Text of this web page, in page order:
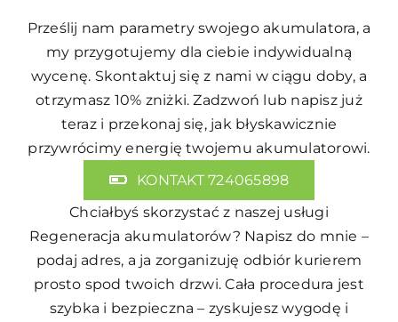
Prześlij nam parametry swojego akumulatora, a
my przygotujemy dla ciebie indywidualną
wycenę. Skontaktuj się z nami w ciągu doby, a
otrzymasz 10% zniżki. Zadzwoń lub napisz już
teraz i przekonaj się, jak błyskawicznie
przywrócimy energię twojemu akumulatorowi.
KONTAKT 724065898
Chciałbyś skorzystać z naszej usługi
Regeneracja akumulatorów? Napisz do mnie –
podaj adres, a ja zorganizuję odbiór kurierem
prosto spod twoich drzwi. Cała procedura jest
szybka i bezpieczna – zyskujesz wygodę i